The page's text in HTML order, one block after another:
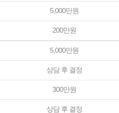
5,000만원
200만원
5,000만원
상담 후 결정
300만원
상담 후 결정